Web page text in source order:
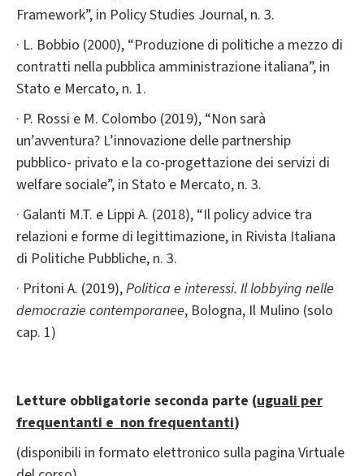
Framework”, in Policy Studies Journal, n. 3.
· L. Bobbio (2000), “Produzione di politiche a mezzo di
contratti nella pubblica amministrazione italiana”, in
Stato e Mercato, n. 1.
· P. Rossi e M. Colombo (2019), “Non sarà
un’avventura? L’innovazione delle partnership
pubblico- privato e la co-progettazione dei servizi di
welfare sociale”, in Stato e Mercato, n. 3.
· Galanti M.T. e Lippi A. (2018), “Il policy advice tra
relazioni e forme di legittimazione, in Rivista Italiana
di Politiche Pubbliche, n. 3.
· Pritoni A. (2019),Politica e interessi. Il lobbying nelle
democrazie contemporanee, Bologna, Il Mulino (solo
cap. 1)
Letture obbligatorie seconda parte (uguali per
frequentanti e non frequentanti)
(disponibili in formato elettronico sulla pagina Virtuale